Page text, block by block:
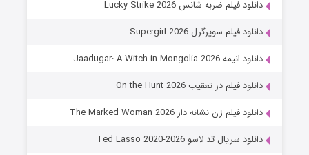
دانلود فیلم ضربه شانس Lucky Strike 2026
دانلود فیلم سوپرگرل Supergirl 2026
دانلود انیمه Jaadugar: A Witch in Mongolia 2026
دانلود فیلم در تعقیب On the Hunt 2026
دانلود فیلم زن نشانه دار The Marked Woman 2026
دانلود سریال تد لاسو Ted Lasso 2020-2026